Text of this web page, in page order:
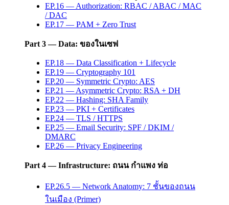
EP.16 — Authorization: RBAC / ABAC / MAC
/ DAC
EP.17 — PAM + Zero Trust
Part 3 — Data: ของในเซฟ
EP.18 — Data Classification + Lifecycle
EP.19 — Cryptography 101
EP.20 — Symmetric Crypto: AES
EP.21 — Asymmetric Crypto: RSA + DH
EP.22 — Hashing: SHA Family
EP.23 — PKI + Certificates
EP.24 — TLS / HTTPS
EP.25 — Email Security: SPF / DKIM /
DMARC
EP.26 — Privacy Engineering
Part 4 — Infrastructure: ถนน กำแพง ท่อ
EP.26.5 — Network Anatomy: 7 ชั้นของถนน
ในเมือง (Primer)